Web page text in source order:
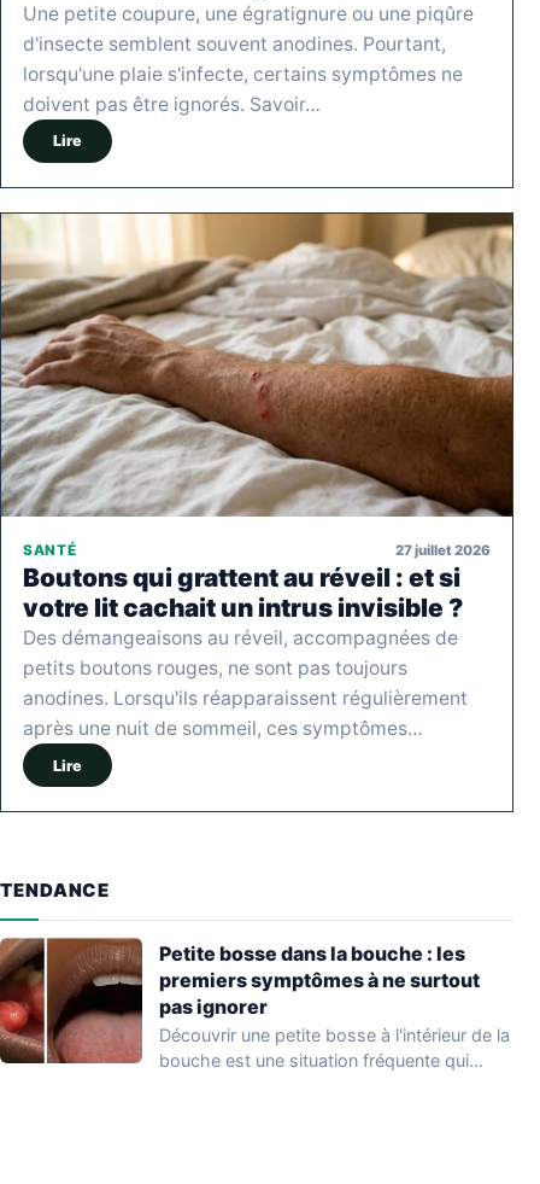
Une petite coupure, une égratignure ou une piqûre
d'insecte semblent souvent anodines. Pourtant,
lorsqu'une plaie s'infecte, certains symptômes ne
doivent pas être ignorés. Savoir…
Lire
SANTÉ 27 juillet 2026
Boutons qui grattent au réveil : et si
votre lit cachait un intrus invisible ?
Des démangeaisons au réveil, accompagnées de
petits boutons rouges, ne sont pas toujours
anodines. Lorsqu'ils réapparaissent régulièrement
après une nuit de sommeil, ces symptômes…
Lire
TENDANCE
Petite bosse dans la bouche : les
premiers symptômes à ne surtout
pas ignorer
Découvrir une petite bosse à l'intérieur de la
bouche est une situation fréquente qui…